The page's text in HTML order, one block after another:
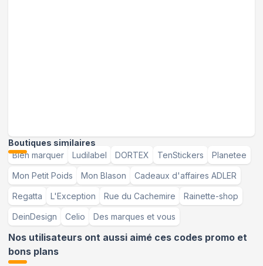
Boutiques similaires
Bien marquer
Ludilabel DORTEX TenStickers Planetee
Mon Petit Poids Mon Blason Cadeaux d'affaires ADLER
Regatta L'Exception Rue du Cachemire Rainette-shop
DeinDesign Celio Des marques et vous
Nos utilisateurs ont aussi aimé ces codes promo et
bons plans